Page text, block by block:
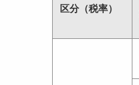
区分（税率）